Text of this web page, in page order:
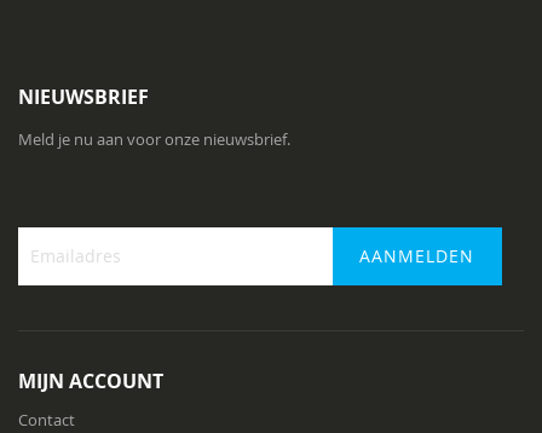
NIEUWSBRIEF
Meld je nu aan voor onze nieuwsbrief.
nieuwsbrief
AANMELDEN
MIJN ACCOUNT
Contact